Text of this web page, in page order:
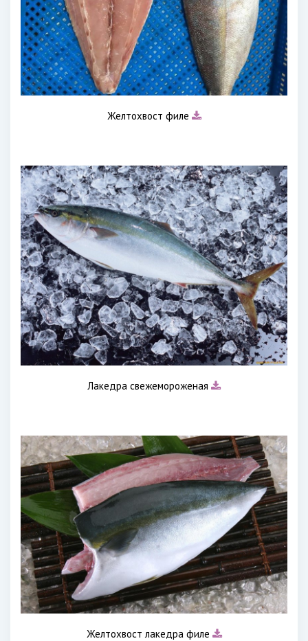
Желтохвост филе
Лакедра свежемороженая
Желтохвост лакедра филе